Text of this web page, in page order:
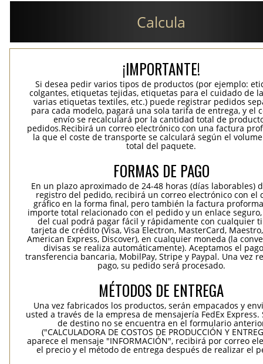
Calcula
¡IMPORTANTE!
Si desea pedir varios tipos de productos (por ejemplo:
colgantes, etiquetas tejidas, etiquetas para el cuidado de
varias etiquetas textiles, etc.) puede registrar pedidos
para cada modelo, pagará una sola tarifa de entrega, y el
envío se recalculará por la cantidad total de
pedidos.Recibirá un correo electrónico con una factura
la que el coste de transporte se calculará según el
total del paquete.
FORMAS DE PAGO
En un plazo aproximado de 24-48 horas (días laborables)
registro del pedido, recibirá un correo electrónico con el
gráfico en la forma final, pero también la factura
importe total relacionado con el pedido y un enlace
del cual podrá pagar fácil y rápidamente con cualquier
tarjeta de crédito (Visa, Visa Electron, MasterCard,
American Express, Discover), en cualquier moneda (la
divisas se realiza automáticamente). Aceptamos el
transferencia bancaria, MobilPay, Stripe y Paypal. Una vez
pago, su pedido será procesado.
MÉTODOS DE ENTREGA
Una vez fabricados los productos, serán empacados y
usted a través de la empresa de mensajería FedEx Express.
de destino no se encuentra en el formulario
("CALCULADORA DE COSTOS DE PRODUCCIÓN Y
aparece el mensaje "INFORMACIÓN", recibirá por correo
el precio y el método de entrega después de realizar el